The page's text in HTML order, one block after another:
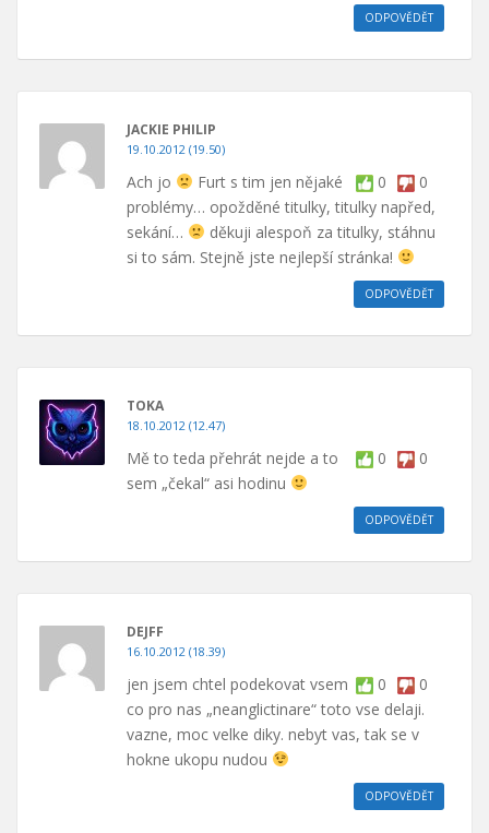
ODPOVĚDĚT
JACKIE PHILIP
19.10.2012 (19.50)
0 0
Ach jo
Furt s tim jen nějaké
problémy… opožděné titulky, titulky napřed,
sekání…
děkuji alespoň za titulky, stáhnu
si to sám. Stejně jste nejlepší stránka!
ODPOVĚDĚT
TOKA
18.10.2012 (12.47)
0 0
Mě to teda přehrát nejde a to
sem „čekal“ asi hodinu
ODPOVĚDĚT
DEJFF
16.10.2012 (18.39)
0 0
jen jsem chtel podekovat vsem
co pro nas „neanglictinare“ toto vse delaji.
vazne, moc velke diky. nebyt vas, tak se v
hokne ukopu nudou
ODPOVĚDĚT